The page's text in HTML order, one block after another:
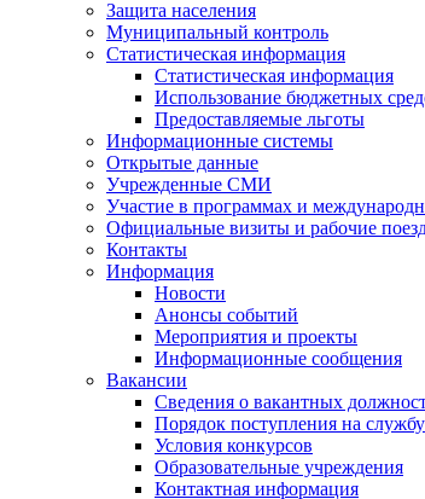
Защита населения
Муниципальный контроль
Статистическая информация
Статистическая информация
Использование бюджетных
Предоставляемые льготы
Информационные системы
Открытые данные
Учрежденные СМИ
Участие в программах и
Официальные визиты и рабочие
Контакты
Информация
Новости
Анонсы событий
Мероприятия и проекты
Информационные сообщения
Вакансии
Сведения о вакантных
Порядок поступления на службу
Условия конкурсов
Образовательные учреждения
Контактная информация